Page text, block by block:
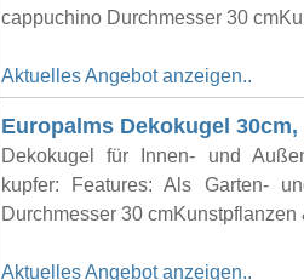
cappuchino Durchmesser 30
Aktuelles Angebot anzeigen..
Europalms Dekokugel
Dekokugel für Innen- und
kupfer: Features: Als Garten-
Durchmesser 30
Aktuelles Angebot anzeigen..